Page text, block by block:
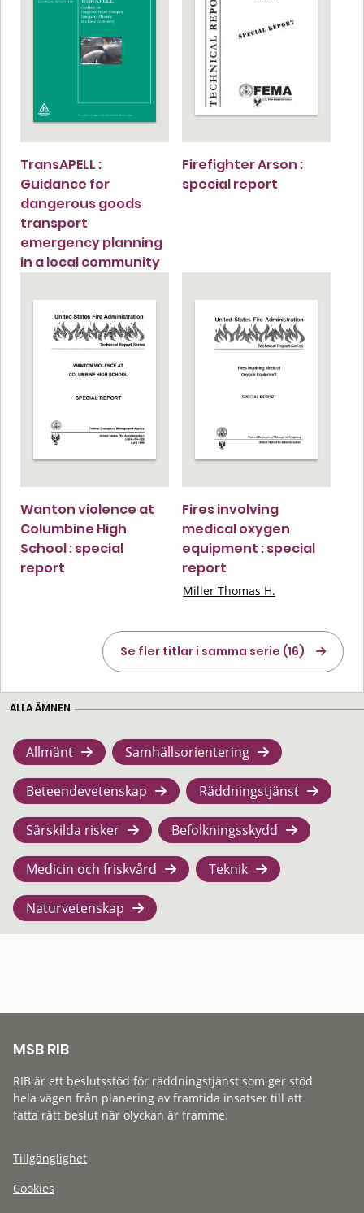
TransAPELL :
Guidance for
dangerous goods
transport
emergency planning
in a local community
Firefighter Arson :
special report
Wanton violence at
Columbine High
School : special
report
Fires involving
medical oxygen
equipment : special
report
Miller Thomas H.
Se fler titlar i samma serie (16)
ALLA ÄMNEN
Allmänt Samhällsorientering
Beteendevetenskap Räddningstjänst
Särskilda risker Befolkningsskydd
Medicin och friskvård Teknik
Naturvetenskap
MSB RIB
RIB är ett beslutsstöd för räddningstjänst som ger stöd
hela vägen från planering av framtida insatser till att
fatta rätt beslut när olyckan är framme.
Tillgänglighet
Cookies